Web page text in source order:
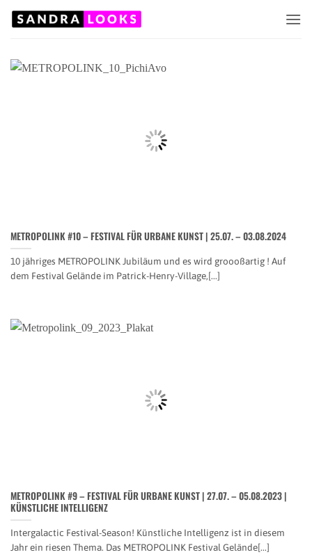
Zum
Inhalt
METROPOLINK #10 – FESTIVAL FÜR URBANE KUNST | 25.07. – 03.08.2024
10 jähriges METROPOLINK Jubiläum und es wird groooßartig ! Auf
dem Festival Gelände im Patrick-Henry-Village,[...]
METROPOLINK #9 – FESTIVAL FÜR URBANE KUNST | 27.07. – 05.08.2023 |
KÜNSTLICHE INTELLIGENZ
Intergalactic Festival-Season! Künstliche Intelligenz ist in diesem
Jahr ein riesen Thema. Das METROPOLINK Festival Gelände[...]